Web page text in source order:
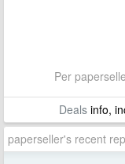
Per
Dealsinfo,
paperseller's recent